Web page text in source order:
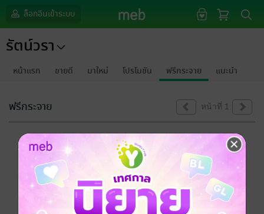
ล็อกอินเข้าระบบ
รัตน์วรา
หน้าแรก ขายดี มาใหม่ โปรโมชัน ฟรีกระจาย แนะนำ
ฟรีกระจาย หน้าที่ 1
ขออภัยด้วยนะคะ
ไม่พบข้อมูลในหัวข้อที่คุณกำลังชมค่ะ